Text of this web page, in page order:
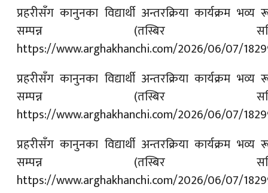
प्रहरीसँग कानुनका विद्यार्थी अन्तरक्रिया कार्यक्रम भव्य
सम्पन्न (तस्बिर
https://www.arghakhanchi.com/2026/06/07/
प्रहरीसँग कानुनका विद्यार्थी अन्तरक्रिया कार्यक्रम भव्य
सम्पन्न (तस्बिर
https://www.arghakhanchi.com/2026/06/07/
प्रहरीसँग कानुनका विद्यार्थी अन्तरक्रिया कार्यक्रम भव्य
सम्पन्न (तस्बिर
https://www.arghakhanchi.com/2026/06/07/